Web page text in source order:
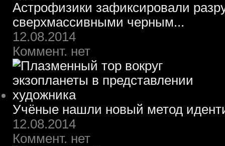
Астрофизики зафиксировали
сверхмассивными черным...
12.08.2014
Коммент. нет
Учёные нашли новый метод
12.08.2014
Коммент. нет